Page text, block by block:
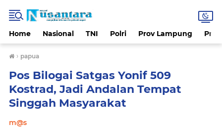
Home Nasional TNI Polri Prov Lampung
› papua
Pos Bilogai Satgas Yonif 509
Kostrad, Jadi Andalan Tempat
Singgah Masyarakat
m@s